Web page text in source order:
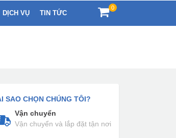
0
DỊCH VỤ TIN TỨC
SAO CHỌN CHÚNG TÔI?
Vận chuyển
Vận chuyển và lắp đặt tận nơi